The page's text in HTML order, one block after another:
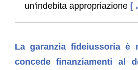
un'indebita appropriazione [
La garanzia fideiussoria è
concede finanziamenti al